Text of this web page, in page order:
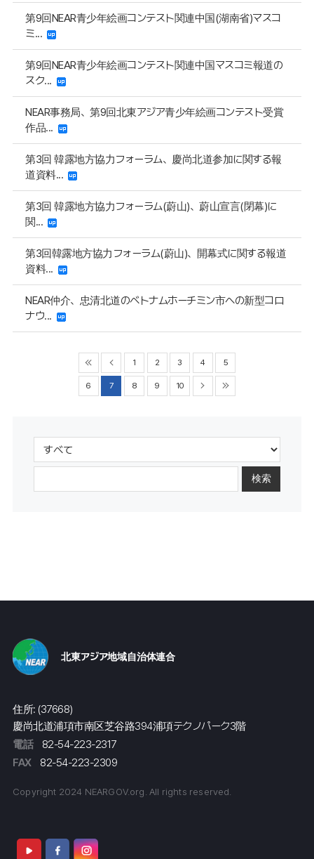
第9回NEAR青少年絵画コンテスト関連中国(湖南省)マスコ
ミ...
第9回NEAR青少年絵画コンテスト関連中国マスコミ報道の
スク...
NEAR事務局、第9回北東アジア青少年絵画コンテスト受賞
作品...
第3回 韓露地方協力フォーラム、慶尚北道参加に関する報
道資料...
第3回 韓露地方協力フォーラム(蔚山)、蔚山宣言(閉幕)に
関...
第3回韓露地方協力フォーラム(蔚山)、開幕式に関する報道
資料...
NEAR仲介、忠清北道のベトナムホーチミン市への新型コロ
ナウ...
1 2 3 4 5
6 7 8 9 10
検索
北東アジア地域自治体連合
住所: (37668)
慶尚北道浦項市南区芝谷路394浦項テクノパーク3階
電話
82-54-223-2317
FAX
82-54-223-2309
Copyright 2024 NEARGOV.org. All rights reserved.